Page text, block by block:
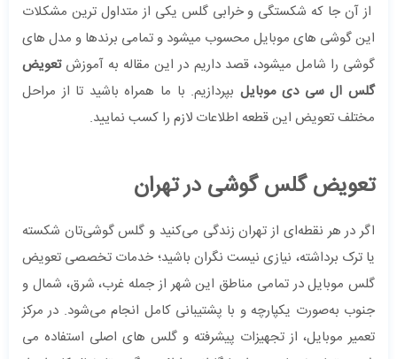
از آن جا که شکستگی و خرابی گلس یکی از متداول ترین مشکلات
این گوشی های موبایل محسوب میشود و تمامی برندها و مدل های
گوشی را شامل میشود، قصد داریم در این مقاله به آموزشتعویض
گلس ال سی دی موبایل بپردازیم. با ما همراه باشید تا از مراحل
مختلف تعویض این قطعه اطلاعات لازم را کسب نمایید.
تعویض گلس گوشی در تهران
اگر در هر نقطه‌ای از تهران زندگی می‌کنید و گلس گوشی‌تان شکسته
یا ترک برداشته، نیازی نیست نگران باشید؛ خدمات تخصصی تعویض
گلس موبایل در تمامی مناطق این شهر از جمله غرب، شرق، شمال و
جنوب به‌صورت یکپارچه و با پشتیبانی کامل انجام می‌شود. در مرکز
تعمیر موبایل، از تجهیزات پیشرفته و گلس ‌های اصلی استفاده می‌